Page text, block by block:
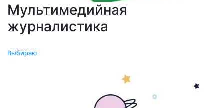
Мультимедийная
журналистика
Выбираю